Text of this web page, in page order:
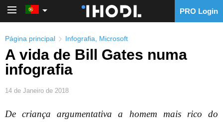
PRO Login
Página principal Infografia Microsoft
A vida de Bill Gates numa
infografia
14 de Janeiro de 2018
De criança argumentativa a homem mais rico do